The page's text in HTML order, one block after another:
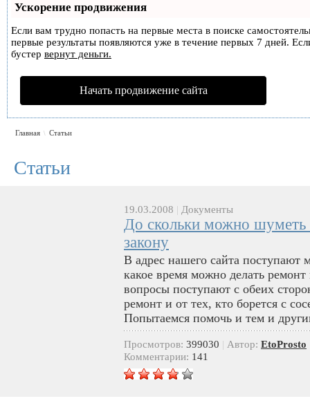
Ускорение продвижения
Если вам трудно попасть на первые места в поиске
первые результаты появляются уже в течение первых 7 дней.
бустер вернут деньги.
Начать продвижение сайта
Главная \ Статьи
Статьи
19.03.2008 | Документы
До скольки можно шуметь
закону
В адрес нашего сайта поступают
какое время можно делать
вопросы поступают с обеих
ремонт и от тех, кто борется с
Попытаемся помочь и тем и
Просмотров: 399030 | Автор: EtoProsto
Комментарии: 141